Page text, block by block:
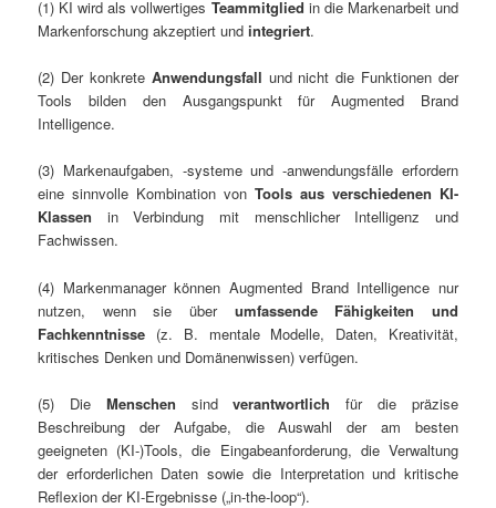
(1) KI wird als vollwertiges Teammitglied in die Markenarbeit und
Markenforschung akzeptiert und integriert.
(2) Der konkrete Anwendungsfall und nicht die Funktionen der
Tools bilden den Ausgangspunkt für Augmented Brand
Intelligence.
(3) Markenaufgaben, -systeme und -anwendungsfälle erfordern
eine sinnvolle Kombination von Tools aus verschiedenen KI-
Klassen in Verbindung mit menschlicher Intelligenz und
Fachwissen.
(4) Markenmanager können Augmented Brand Intelligence nur
nutzen, wenn sie über umfassende Fähigkeiten und
Fachkenntnisse (z. B. mentale Modelle, Daten, Kreativität,
kritisches Denken und Domänenwissen) verfügen.
(5) Die Menschen sindverantwortlich für die präzise
Beschreibung der Aufgabe, die Auswahl der am besten
geeigneten (KI-)Tools, die Eingabeanforderung, die Verwaltung
der erforderlichen Daten sowie die Interpretation und kritische
Reflexion der KI-Ergebnisse („in-the-loop“).